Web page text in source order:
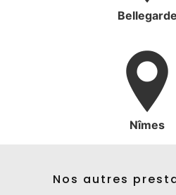
Bellegarde
Nîmes
Nos autres